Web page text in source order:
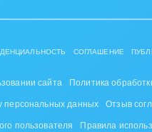
АПК
СОГЛАШЕНИЕ
сайта
Политика
персональных данных Отзыв
пользователя
Правила